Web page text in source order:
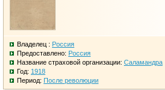
Владелец : Россия
Предоставлено: Россия
Название страховой организации: Саламандра
Год: 1918
Период: После революции